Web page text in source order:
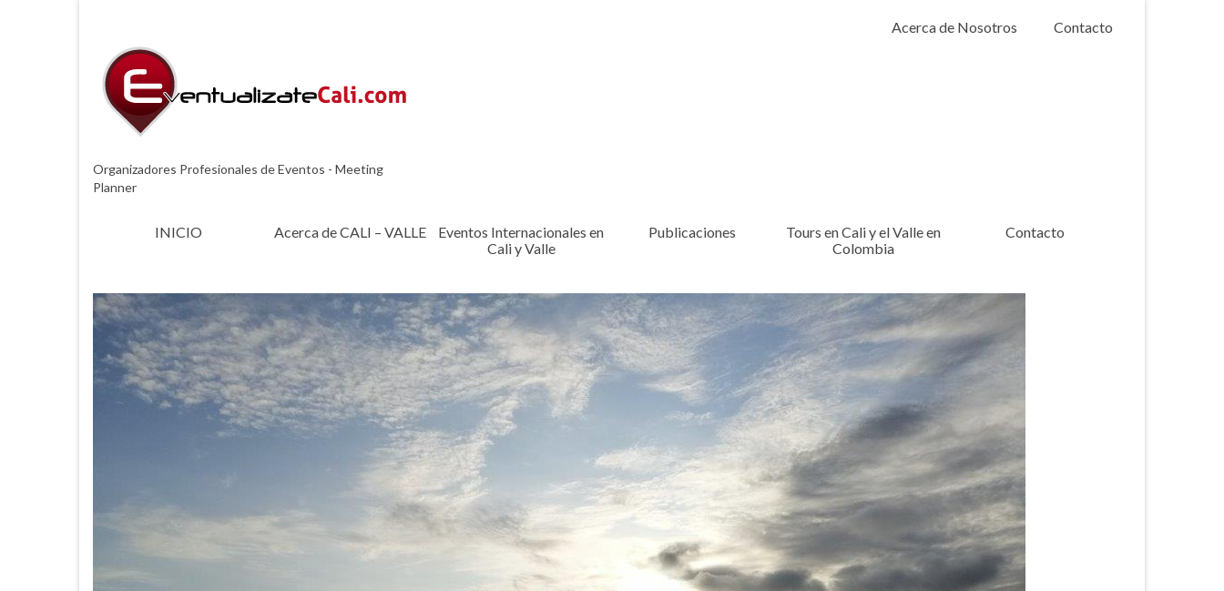
Organizadores Profesionales de Eventos - Meeting
Planner
Acerca de Nosotros Contacto
INICIO Acerca de CALI – VALLE
Eventos Internacionales en
Cali y Valle
Publicaciones
Tours en Cali y el Valle en
Colombia
Contacto